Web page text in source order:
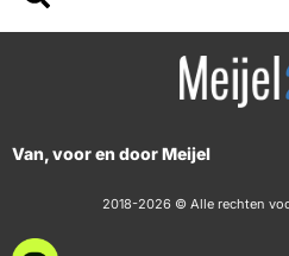
Van, voor en door Meijel
2018-2026 © Alle rechten